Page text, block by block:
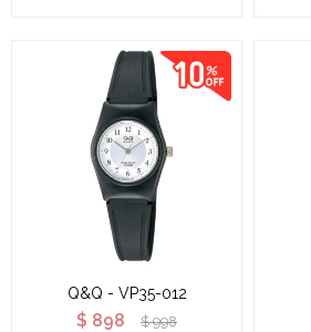
Q&Q - VP35-012
$ 898 $ 998